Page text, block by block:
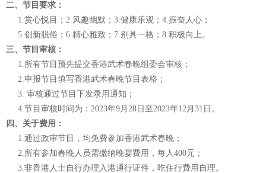
二、节目要求：
1.赏心悦目；2.风趣幽默；3.健康乐观；4.振奋人心；
5.创新脱俗；6.精心雅致；7.别具一格；8.积极向上。
三、节目审核：
1.所有节目预先提交香港武术春晚组委会审核；
2.申报节目填写香港武术春晚节目表格；
3. 审核通过节目下发录用通知；
4.节目审核时间为：2023年9月28日至2023年12月31日。
四、关于费用：
1.通过政审节目，均免费参加香港武术春晚；
2.所有参加春晚人员需缴纳晚宴费用，每人400元；
3.非香港人士自行办理入港通行证件，吃住行费用自理。